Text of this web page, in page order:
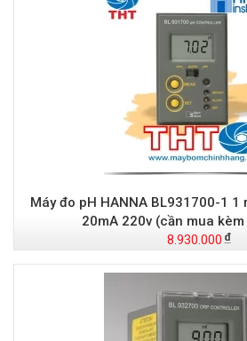
Máy đo pH HANNA BL931700-1 1
20mA 220v (cần mua
8.930.000